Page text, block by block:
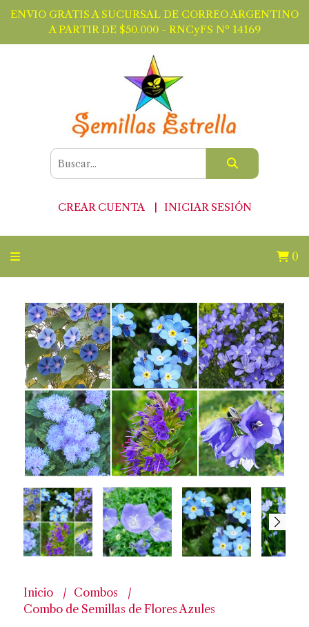
ENVIO GRATIS A SUCURSAL DE CORREO ARGENTINO
A PARTIR DE $50.000 - RNCyFS Nº 14169
CREAR CUENTA INICIAR SESIÓN
0
Inicio
Combos
Combo de Semillas de Flores Azules